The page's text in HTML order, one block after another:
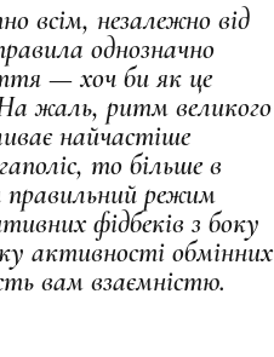
всім, незалежно від
однозначно
— хоч би як це
жаль, ритм великого
найчастіше
то більше в
режим
фідбеків з боку
активності обмінних
вам взаємністю.